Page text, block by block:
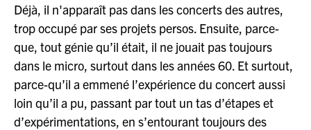
Déjà, il n'apparaît pas dans les concerts des autres,
trop occupé par ses projets persos. Ensuite, parce-
que, tout génie qu’il était, il ne jouait pas toujours
dans le micro, surtout dans les années 60. Et surtout,
parce-qu’il a emmené l’expérience du concert aussi
loin qu’il a pu, passant par tout un tas d’étapes et
d’expérimentations, en s’entourant toujours des